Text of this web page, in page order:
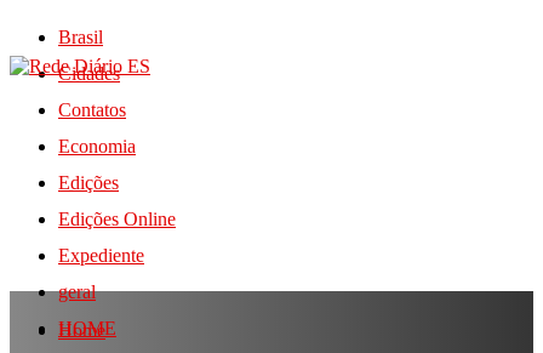
Brasil
Cidades
Contatos
Economia
Edições
Edições Online
Expediente
geral
HOME
Home